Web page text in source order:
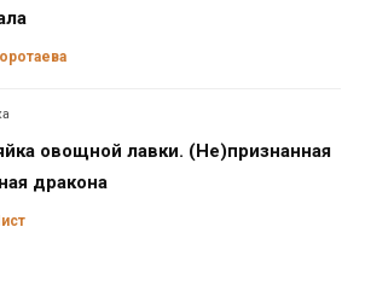
овощной лавки. (Не)признанная
дракона